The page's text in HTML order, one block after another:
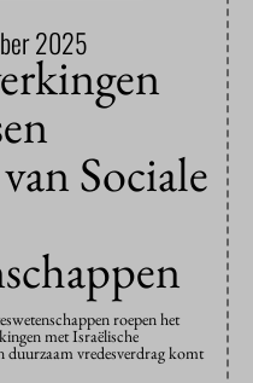
2025
Sociale
roepen het
met Israëlische
duurzaam vredesverdrag komt